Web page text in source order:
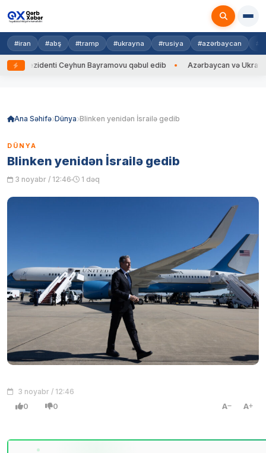
#iran #abş #tramp #ukrayna #rusiya #azərbaycan
Ceyhun Bayramovu qəbul edib Azərbaycan və Ukrayna XİN
Ana Səhifə Dünya Blinken yenidən İsrailə gedib
DÜNYA
Blinken yenidən İsrailə gedib
3 noyabr / 12:46 1 dəq
3 noyabr / 12:46
0 0 A A